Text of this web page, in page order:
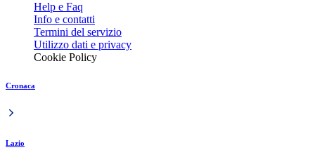
Help e Faq
Info e contatti
Termini del servizio
Utilizzo dati e privacy
Cookie Policy
Cronaca
Lazio